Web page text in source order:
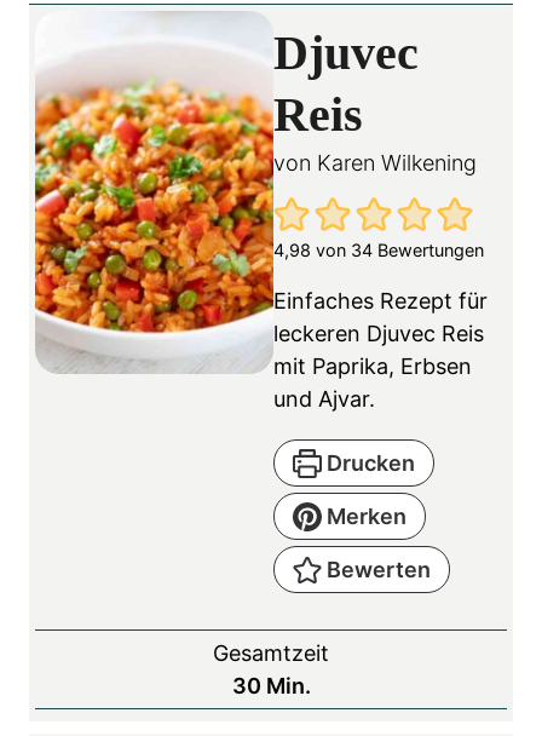
Djuvec
Reis
von Karen Wilkening
4,98 von 34 Bewertungen
Einfaches Rezept für
leckeren Djuvec Reis
mit Paprika, Erbsen
und Ajvar.
Drucken
Merken
Bewerten
Gesamtzeit
30M
i
Min.